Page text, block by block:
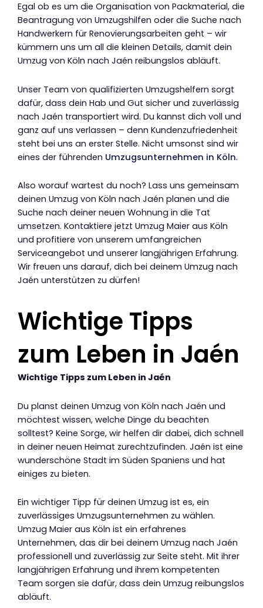
Egal ob es um die Organisation von Packmaterial, die
Beantragung von Umzugshilfen oder die Suche nach
Handwerkern für Renovierungsarbeiten geht – wir
kümmern uns um all die kleinen Details, damit dein
Umzug von Köln nach Jaén reibungslos abläuft.
Unser Team von qualifizierten Umzugshelfern sorgt
dafür, dass dein Hab und Gut sicher und zuverlässig
nach Jaén transportiert wird. Du kannst dich voll und
ganz auf uns verlassen – denn Kundenzufriedenheit
steht bei uns an erster Stelle. Nicht umsonst sind wir
eines der führenden Umzugsunternehmen in Köln.
Also worauf wartest du noch? Lass uns gemeinsam
deinen Umzug von Köln nach Jaén planen und die
Suche nach deiner neuen Wohnung in die Tat
umsetzen. Kontaktiere jetzt Umzug Maier aus Köln
und profitiere von unserem umfangreichen
Serviceangebot und unserer langjährigen Erfahrung.
Wir freuen uns darauf, dich bei deinem Umzug nach
Jaén unterstützen zu dürfen!
Wichtige Tipps
zum Leben in Jaén
Wichtige Tipps zum Leben in Jaén
Du planst deinen Umzug von Köln nach Jaén und
möchtest wissen, welche Dinge du beachten
solltest? Keine Sorge, wir helfen dir dabei, dich schnell
in deiner neuen Heimat zurechtzufinden. Jaén ist eine
wunderschöne Stadt im Süden Spaniens und hat
einiges zu bieten.
Ein wichtiger Tipp für deinen Umzug ist es, ein
zuverlässiges Umzugsunternehmen zu wählen.
Umzug Maier aus Köln ist ein erfahrenes
Unternehmen, das dir bei deinem Umzug nach Jaén
professionell und zuverlässig zur Seite steht. Mit ihrer
langjährigen Erfahrung und ihrem kompetenten
Team sorgen sie dafür, dass dein Umzug reibungslos
abläuft.